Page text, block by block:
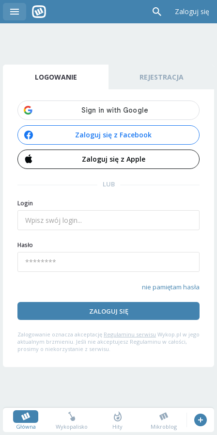
Zaloguj się
LOGOWANIE REJESTRACJA
Zaloguj się z Facebook
Zaloguj się z Apple
LUB
Login
Hasło
nie pamiętam hasła
ZALOGUJ SIĘ
Zalogowanie oznacza akceptację Regulaminu serwisu Wykop.pl w jego
aktualnym brzmieniu. Jeśli nie akceptujesz Regulaminu w całości,
prosimy o niekorzystanie z serwisu.
Główna Wykopalisko Hity Mikroblog